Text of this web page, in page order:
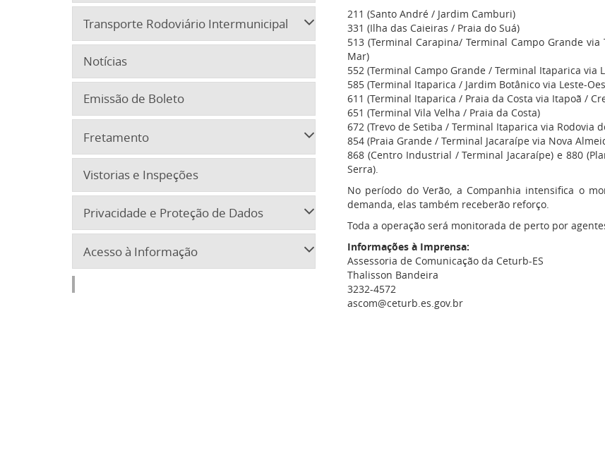
Transporte Rodoviário Intermunicipal
Notícias
Emissão de Boleto
Fretamento
Vistorias e Inspeções
Privacidade e Proteção de Dados
Acesso à Informação
211 (Santo André / Jardim Camburi)
331 (Ilha das Caieiras / Praia do Suá)
513 (Terminal Carapina/ Terminal Campo Grande
Mar)
552 (Terminal Campo Grande / Terminal Itaparica via
585 (Terminal Itaparica / Jardim Botânico via Leste-
611 (Terminal Itaparica / Praia da Costa via Itapoã /
651 (Terminal Vila Velha / Praia da Costa)
672 (Trevo de Setiba / Terminal Itaparica via Rodovia
854 (Praia Grande / Terminal Jacaraípe via Nova
868 (Centro Industrial / Terminal Jacaraípe) e 880
Serra).
No período do Verão, a Companhia intensifica o
demanda, elas também receberão reforço.
Toda a operação será monitorada de perto por
Informações à Imprensa:
Assessoria de Comunicação da Ceturb-ES
Thalisson Bandeira
3232-4572
ascom@ceturb.es.gov.br